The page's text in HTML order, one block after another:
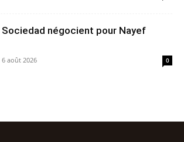
Sociedad négocient pour Nayef
6 août 2026 0